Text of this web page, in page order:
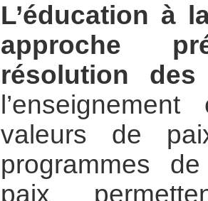
L’éducation à
approche
résolution
valeurs de
programmes
paix